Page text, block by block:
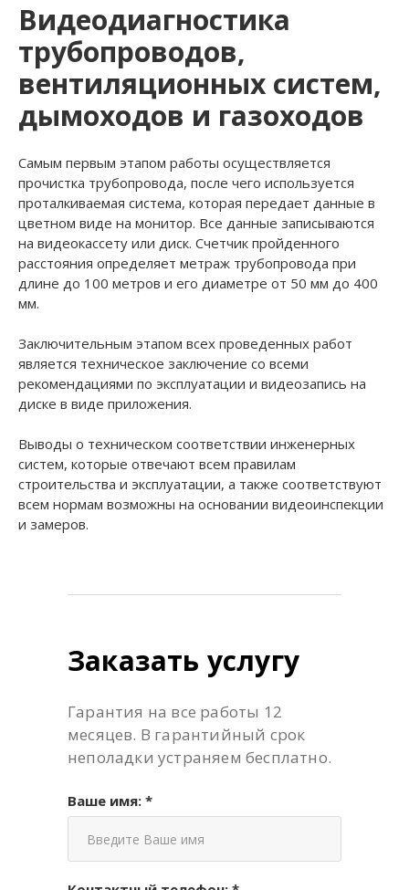
Видеодиагностика
трубопроводов,
вентиляционных систем,
дымоходов и газоходов
Самым первым этапом работы осуществляется
прочистка трубопровода, после чего используется
проталкиваемая система, которая передает данные в
цветном виде на монитор. Все данные записываются
на видеокассету или диск. Счетчик пройденного
расстояния определяет метраж трубопровода при
длине до 100 метров и его диаметре от 50 мм до 400
мм.
Заключительным этапом всех проведенных работ
является техническое заключение со всеми
рекомендациями по эксплуатации и видеозапись на
диске в виде приложения.
Выводы о техническом соответствии инженерных
систем, которые отвечают всем правилам
строительства и эксплуатации, а также соответствуют
всем нормам возможны на основании видеоинспекции
и замеров.
Заказать услугу
Гарантия на все работы 12
месяцев. В гарантийный срок
неполадки устраняем бесплатно.
Ваше имя: *